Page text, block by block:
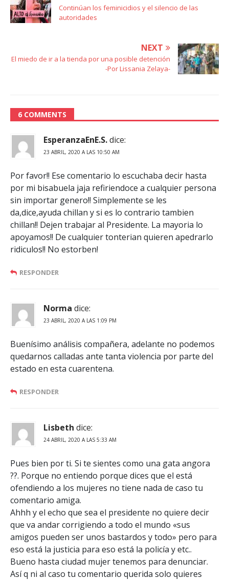
Continúan los feminicidios y el silencio de las
autoridades
NEXT
El miedo de ir a la tienda por una posible detención
-Por Lissania Zelaya-
6 COMMENTS
EsperanzaEnE.S.dice:
23 ABRIL, 2020 A LAS 10:50 AM
Por favor!! Ese comentario lo escuchaba decir hasta
por mi bisabuela jaja refiriendoce a cualquier persona
sin importar genero!! Simplemente se les
da,dice,ayuda chillan y si es lo contrario tambien
chillan!! Dejen trabajar al Presidente. La mayoria lo
apoyamos!! De cualquier tonterian quieren apedrarlo
ridiculos!! No estorben!
RESPONDER
Norma dice:
23 ABRIL, 2020 A LAS 1:09 PM
Buenísimo análisis compañera, adelante no podemos
quedarnos calladas ante tanta violencia por parte del
estado en esta cuarentena.
RESPONDER
Lisbeth dice:
24 ABRIL, 2020 A LAS 5:33 AM
Pues bien por ti. Si te sientes como una gata angora
??. Porque no entiendo porque dices que el está
ofendiendo a los mujeres no tiene nada de caso tu
comentario amiga.
Ahhh y el echo que sea el presidente no quiere decir
que va andar corrigiendo a todo el mundo «sus
amigos pueden ser unos bastardos y todo» pero para
eso está la justicia para eso está la policía y etc..
Bueno hasta ciudad mujer tenemos para denunciar.
Así q ni al caso tu comentario querida solo quieres